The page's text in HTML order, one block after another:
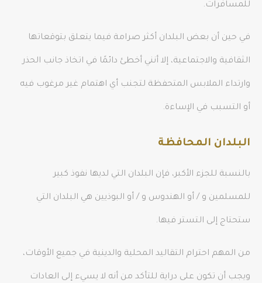
للمسافرات.
في حين أن بعض البلدان أكثر صرامة فيما يتعلق بتوقعاتها
الثقافية والاجتماعية، إلا أنني أخطئ دائمًا في اتخاذ جانب الحذر
وارتداء الملابس المتحفظة لتجنب أي اهتمام غير مرغوب فيه
أو التسبب في الإساءة.
البلدان المحافظة
بالنسبة للجزء الأكبر، فإن البلدان التي لديها نفوذ كبير
للمسلمين و / أو الهندوس و / أو البوذيين هي البلدان التي
ستحتاج إلى التستر فيها.
من المهم احترام التقاليد المحلية والدينية في جميع الأوقات،
ويجب أن تكون على دراية للتأكد من أنه لا يسيء إلى العادات